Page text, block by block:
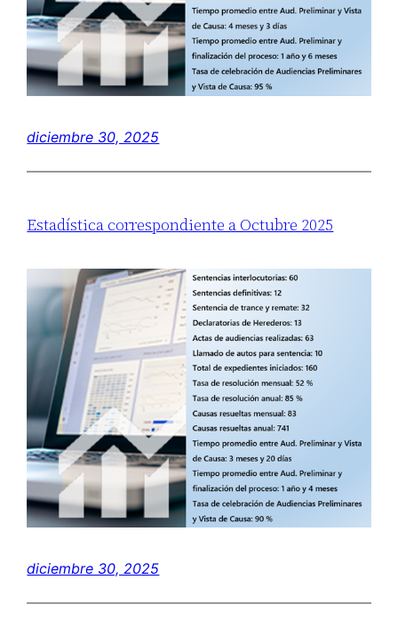
diciembre 30, 2025
Estadística correspondiente a Octubre 2025
diciembre 30, 2025